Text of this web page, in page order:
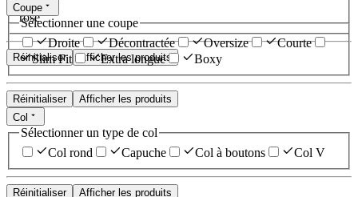
rose
Réinitialiser Afficher les produits
Coupe
Sélectionner une coupe
Droite
Décontractée Oversize
Courte
Slim Fit
Extra longue Boxy
Réinitialiser
Afficher les produits
Col
Sélectionner un type de col
Col rond
Capuche Col à boutons Col V
Réinitialiser
Afficher les produits